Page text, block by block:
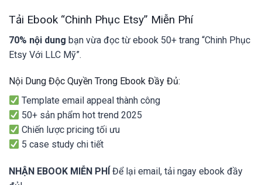
Tải Ebook “Chinh Phục Etsy” Miễn Phí
70% nội dung bạn vừa đọc từ ebook 50+ trang “Chinh Phục
Etsy Với LLC Mỹ”.
Nội Dung Độc Quyền Trong Ebook Đầy Đủ:
Template email appeal thành công
50+ sản phẩm hot trend 2025
Chiến lược pricing tối ưu
5 case study chi tiết
NHẬN EBOOK MIỄN PHÍ Để lại email, tải ngay ebook đầy